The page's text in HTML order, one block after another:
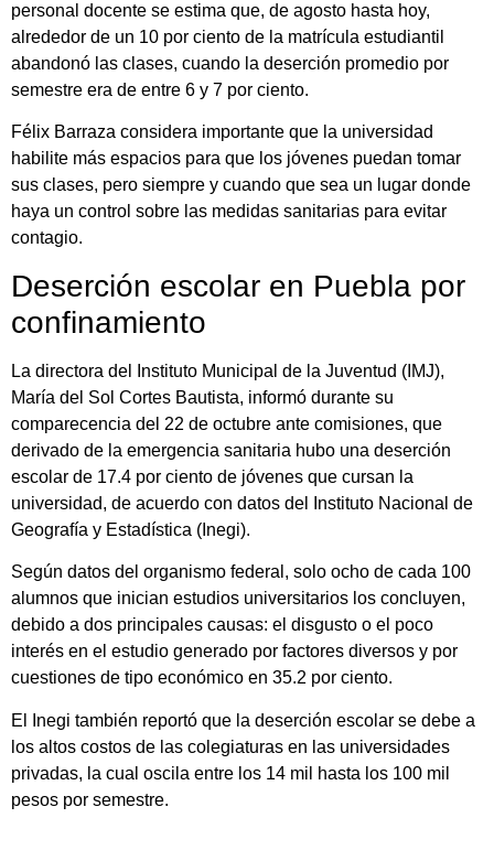
personal docente se estima que, de agosto hasta hoy,
alrededor de un 10 por ciento de la matrícula estudiantil
abandonó las clases, cuando la deserción promedio por
semestre era de entre 6 y 7 por ciento.
Félix Barraza considera importante que la universidad
habilite más espacios para que los jóvenes puedan tomar
sus clases, pero siempre y cuando que sea un lugar donde
haya un control sobre las medidas sanitarias para evitar
contagio.
Deserción escolar en Puebla por
confinamiento
La directora del Instituto Municipal de la Juventud (IMJ),
María del Sol Cortes Bautista, informó durante su
comparecencia del 22 de octubre ante comisiones, que
derivado de la emergencia sanitaria hubo una deserción
escolar de 17.4 por ciento de jóvenes que cursan la
universidad, de acuerdo con datos del Instituto Nacional de
Geografía y Estadística (Inegi).
Según datos del organismo federal, solo ocho de cada 100
alumnos que inician estudios universitarios los concluyen,
debido a dos principales causas: el disgusto o el poco
interés en el estudio generado por factores diversos y por
cuestiones de tipo económico en 35.2 por ciento.
El Inegi también reportó que la deserción escolar se debe a
los altos costos de las colegiaturas en las universidades
privadas, la cual oscila entre los 14 mil hasta los 100 mil
pesos por semestre.